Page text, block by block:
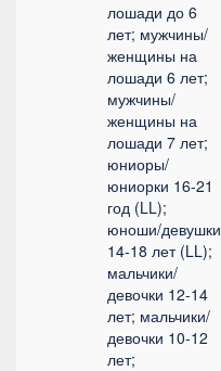
лошади до 6
лет; мужчины/
женщины на
лошади 6 лет;
мужчины/
женщины на
лошади 7 лет;
юниоры/
юниорки 16-21
год (LL);
юноши/девушки
14-18 лет (LL);
мальчики/
девочки 12-14
лет; мальчики/
девочки 10-12
лет;